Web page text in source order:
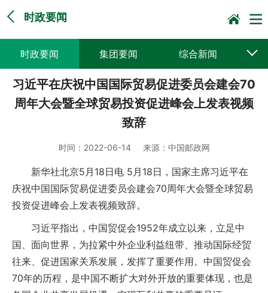
时政要闻
时政要闻 集团要闻 综合新闻
媒体聚焦 党建动态 普遍服务
企业文化
习近平在庆祝中国国际贸易促进委员会建会70
周年大会暨全球贸易投资促进峰会上发表视频
致辞
时间： 2022-06-14来源： 中国邮政网
新华社北京5月18日电 5月18日，国家主席习近平在
庆祝中国国际贸易促进委员会建会70周年大会暨全球贸易
投资促进峰会上发表视频致辞。
习近平指出，中国贸促会1952年成立以来，立足中
国、面向世界，为拉紧中外企业利益纽带、推动国际经贸
往来、促进国家关系发展，发挥了重要作用。中国贸促会
70年的历程，是中国不断扩大对外开放的重要体现，也是